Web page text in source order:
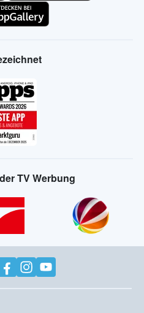
TV Werbung